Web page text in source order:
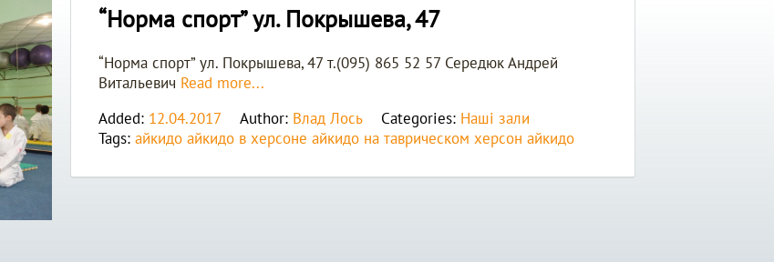
“Норма спорт” ул. Покрышева, 47
“Норма спорт” ул. Покрышева, 47 т.(095) 865 52 57 Середюк Андрей
Витальевич Read more...
Added: 12.04.2017 Author: Влад Лось Categories: Наші зали
Tags: айкидо айкидо в херсоне айкидо на таврическом херсон айкидо